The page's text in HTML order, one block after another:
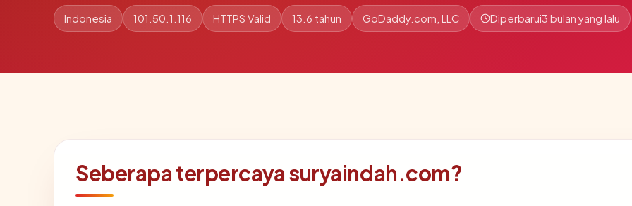
Indonesia 101.50.1.116 HTTPS Valid 13.6 tahun GoDaddy.com, LLC Diperbarui3 bulan yang lalu
Seberapa terpercaya suryaindah.com?